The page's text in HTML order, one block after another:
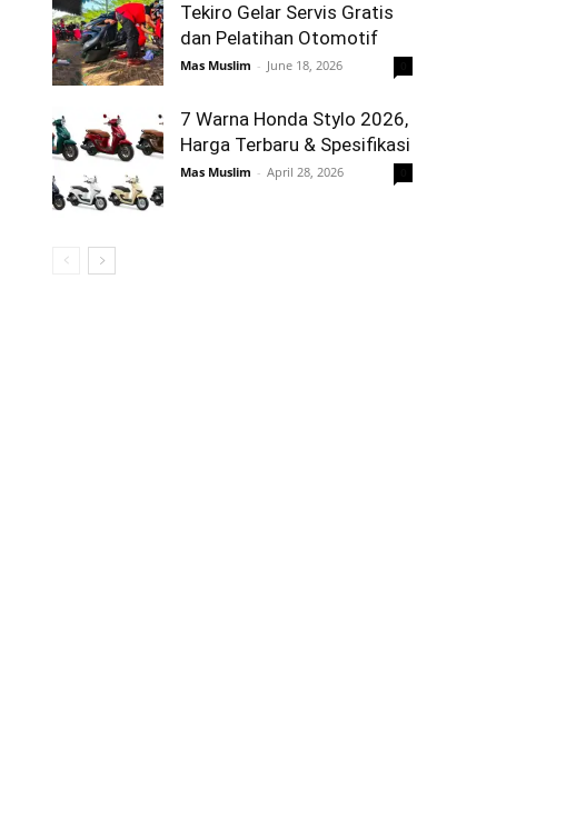
Tekiro Gelar Servis Gratis
dan Pelatihan Otomotif
Mas Muslim - June 18, 2026
7 Warna Honda Stylo 2026,
Harga Terbaru & Spesifikasi
Mas Muslim - April 28, 2026